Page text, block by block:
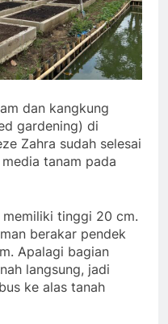
dan kangkung
gardening) di
Zahra sudah selesai
tanam pada
tinggi 20 cm.
berakar pendek
Apalagi bagian
langsung, jadi
ke alas tanah